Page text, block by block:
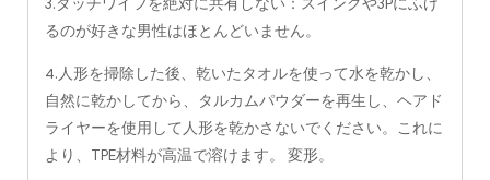
3.ダッチワイフを絶対に共有しない：スイングや3Pにふけ
るのが好きな男性はほとんどいません。
4.人形を掃除した後、乾いたタオルを使って水を乾かし、
自然に乾かしてから、タルカムパウダーを再生し、ヘアド
ライヤーを使用して人形を乾かさないでください。これに
より、TPE材料が高温で溶けます。 変形。